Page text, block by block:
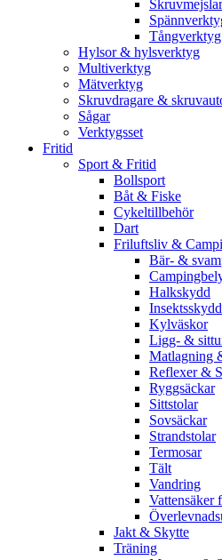
Skruvmejslar
Tångverktyg
Hylsor & hylsverktyg
Multiverktyg
Mätverktyg
Skruvdragare &
Sågar
Verktygsset
Fritid
Sport & Fritid
Bollsport
Båt & Fiske
Cykeltillbehör
Dart
Friluftsliv &
Bär- &
Halkskydd
Insektsskydd
Kylväskor
Ligg- &
Matlagning
Reflexer &
Ryggsäckar
Sittstolar
Sovsäckar
Strandstolar
Termosar
Tält
Vandring
Vattensäker
Jakt & Skytte
Träning